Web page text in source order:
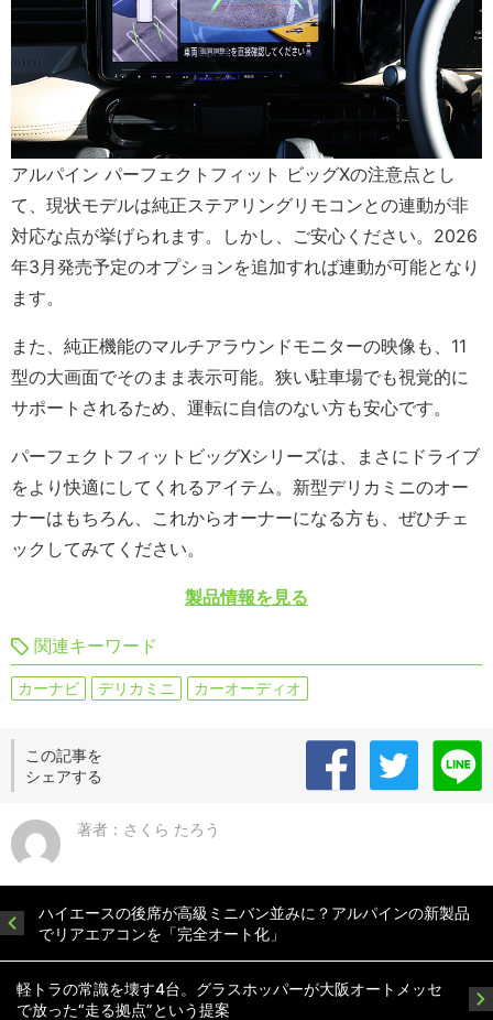
アルパイン パーフェクトフィット ビッグXの注意点とし
て、現状モデルは純正ステアリングリモコンとの連動が非
対応な点が挙げられます。しかし、ご安心ください。2026
年3月発売予定のオプションを追加すれば連動が可能となり
ます。
また、純正機能のマルチアラウンドモニターの映像も、11
型の大画面でそのまま表示可能。狭い駐車場でも視覚的に
サポートされるため、運転に自信のない方も安心です。
パーフェクトフィットビッグXシリーズは、まさにドライブ
をより快適にしてくれるアイテム。新型デリカミニのオー
ナーはもちろん、これからオーナーになる方も、ぜひチェ
ックしてみてください。
製品情報を見る
関連キーワード
カーナビ デリカミニ カーオーディオ
この記事を
シェアする
著者：さくら たろう
ハイエースの後席が高級ミニバン並みに？アルパインの新製品
でリアエアコンを「完全オート化」
軽トラの常識を壊す4台。グラスホッパーが大阪オートメッセ
で放った“走る拠点”という提案